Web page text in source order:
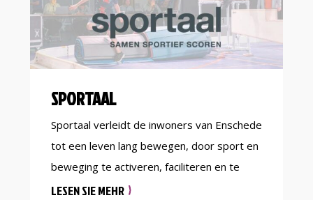
SPORTAAL
Sportaal verleidt de inwoners van Enschede
tot een leven lang bewegen, door sport en
beweging te activeren, faciliteren en te
regisseren. Het uiteindelijke doel is om de
LESEN SIE MEHR